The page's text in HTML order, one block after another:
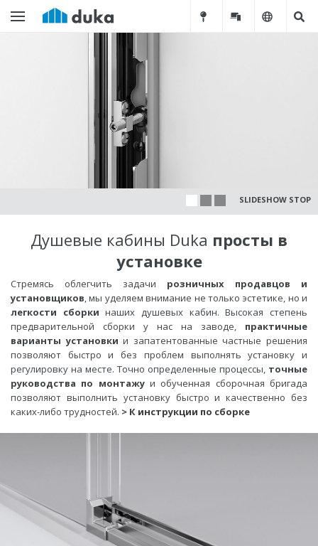
SLIDESHOW STOP
Душевые кабины Duka просты в
установке
Стремясь облегчить задачи розничных продавцов и
установщиков, мы уделяем внимание не только эстетике, но и
легкости сборки наших душевых кабин. Высокая степень
предварительной сборки у нас на заводе, практичные
варианты установки и запатентованные частные решения
позволяют быстро и без проблем выполнять установку и
регулировку на месте. Точно определенные процессы, точные
руководства по монтажуи обученная сборочная бригада
позволяют выполнить установку быстро и качественно без
каких-либо трудностей. > К инструкции по сборке